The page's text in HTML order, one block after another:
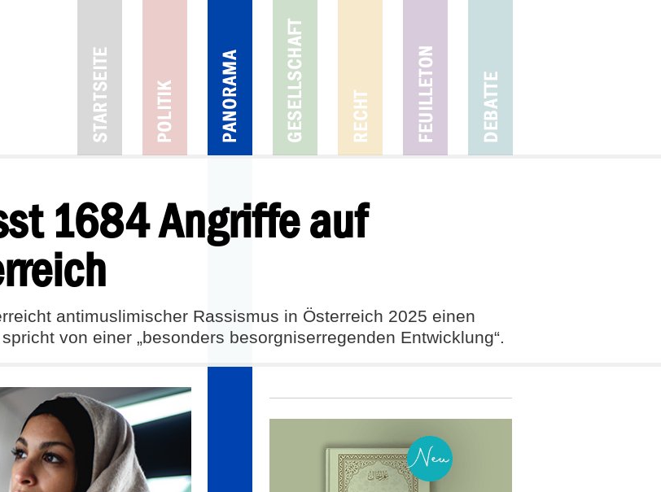
1684 Angriffe auf
antimuslimischer Rassismus in Österreich 2025 einen
von einer „besonders besorgniserregenden Entwicklung“.